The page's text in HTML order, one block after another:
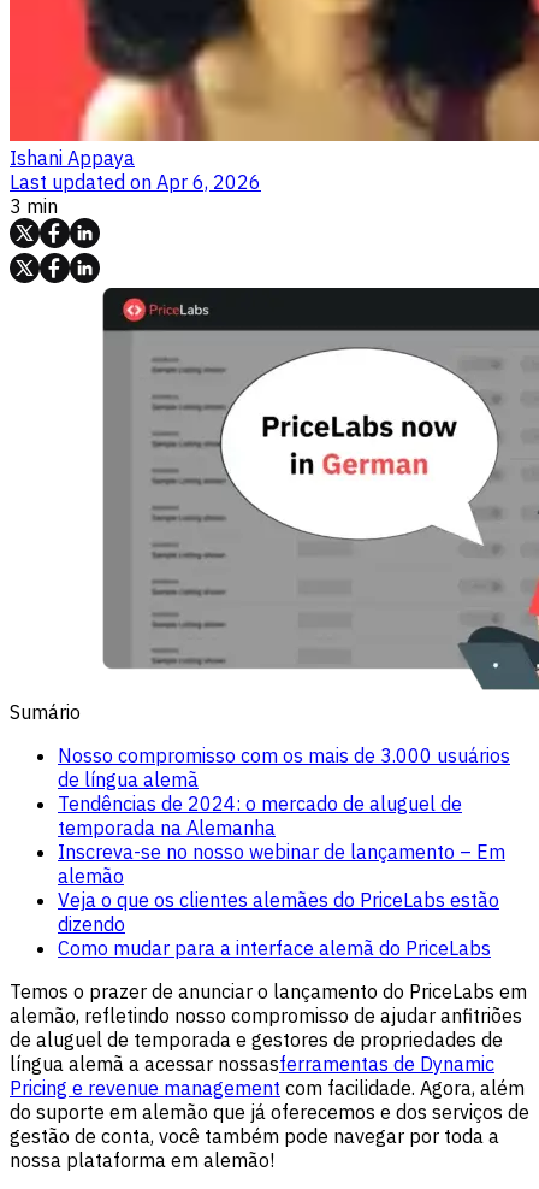
Ishani Appaya
Last updated on Apr 6, 2026
3 min
Sumário
Nosso compromisso com os mais de 3.000 usuários
de língua alemã
Tendências de 2024: o mercado de aluguel de
temporada na Alemanha
Inscreva-se no nosso webinar de lançamento – Em
alemão
Veja o que os clientes alemães do PriceLabs estão
dizendo
Como mudar para a interface alemã do PriceLabs
Temos o prazer de anunciar o lançamento do PriceLabs em
alemão, refletindo nosso compromisso de ajudar anfitriões
de aluguel de temporada e gestores de propriedades de
língua alemã a acessar nossasferramentas de Dynamic
Pricing e revenue management com facilidade. Agora, além
do suporte em alemão que já oferecemos e dos serviços de
gestão de conta, você também pode navegar por toda a
nossa plataforma em alemão!